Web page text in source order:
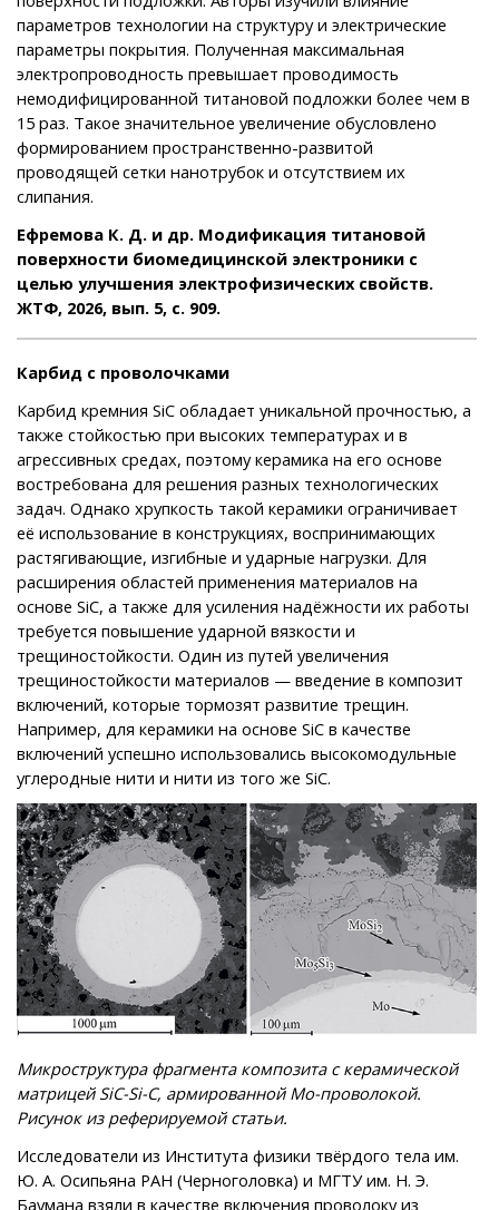
параметров технологии на структуру и электрические
параметры покрытия. Полученная максимальная
электропроводность превышает проводимость
немодифицированной титановой подложки более чем в
15 раз. Такое значительное увеличение обусловлено
формированием пространственно-развитой
проводящей сетки нанотрубок и отсутствием их
слипания.
Ефремова К. Д. и др. Модификация титановой
поверхности биомедицинской электроники с
целью улучшения электрофизических свойств.
ЖТФ, 2026, вып. 5, с. 909.
Карбид с проволочками
Карбид кремния SiC обладает уникальной прочностью, а
также стойкостью при высоких температурах и в
агрессивных средах, поэтому керамика на его основе
востребована для решения разных технологических
задач. Однако хрупкость такой керамики ограничивает
её использование в конструкциях, воспринимающих
растягивающие, изгибные и ударные нагрузки. Для
расширения областей применения материалов на
основе SiC, а также для усиления надёжности их работы
требуется повышение ударной вязкости и
трещиностойкости. Один из путей увеличения
трещиностойкости материалов — введение в композит
включений, которые тормозят развитие трещин.
Например, для керамики на основе SiC в качестве
включений успешно использовались высокомодульные
углеродные нити и нити из того же SiC.
Микроструктура фрагмента композита с керамической
матрицей SiC-Si-C, армированной Мо-проволокой.
Рисунок из реферируемой статьи.
Исследователи из Института физики твёрдого тела им.
Ю. А. Осипьяна РАН (Черноголовка) и МГТУ им. Н. Э.
Баумана взяли в качестве включения проволоку из